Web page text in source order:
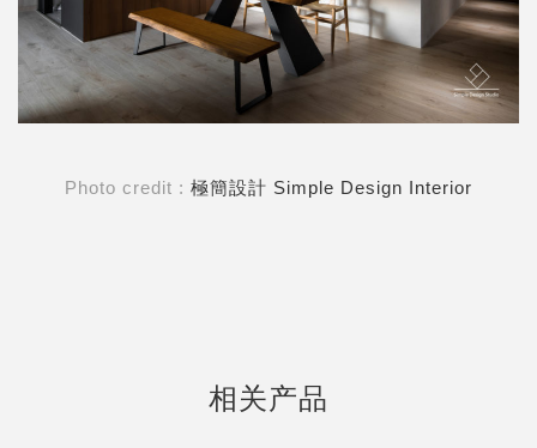
Photo credit : 極簡設計 Simple Design Interior
相关产品